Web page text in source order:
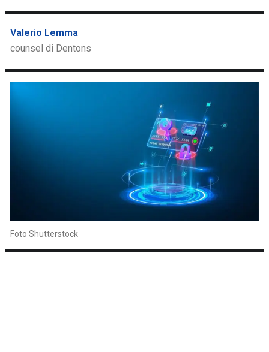
Valerio Lemma
counsel di Dentons
Foto Shutterstock